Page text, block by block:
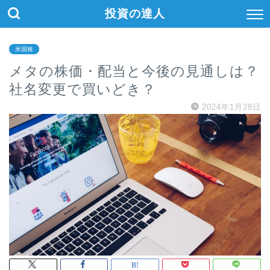
投資の達人
米国株
メタの株価・配当と今後の見通しは？
社名変更で買いどき？
2024年1月28日